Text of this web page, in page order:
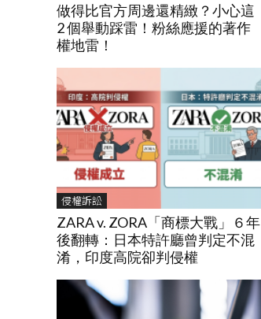
做得比官方周邊還精緻？小心這
2 個舉動踩雷！粉絲應援的著作
權地雷！
侵權訴訟
ZARA v. ZORA「商標大戰」６年
後翻轉：日本特許廳曾判定不混
淆，印度高院卻判侵權